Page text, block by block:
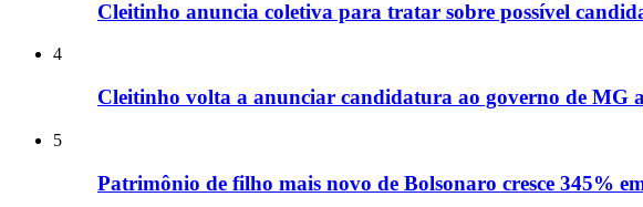
Cleitinho anuncia coletiva para tratar sobre possível
4
Cleitinho volta a anunciar candidatura ao governo de MG
5
Patrimônio de filho mais novo de Bolsonaro cresce 345%